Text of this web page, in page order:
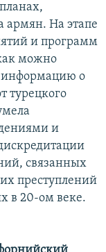
армян. На этапе
и программ
можно
информацию о
турецкого
и
связанных
преступлений
в 20-ом веке.